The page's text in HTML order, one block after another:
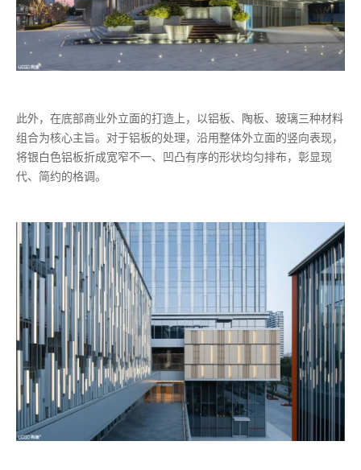
此外，在底部商业外立面的打造上，以铝板、陶板、玻璃三种材料
组合为核心主旨。对于铝板的处理，沿用整体外立面的竖向表现，
将银白色铝板折成宽窄不一、凹凸有序的形状均匀排布，彰显现
代、简约的格调。